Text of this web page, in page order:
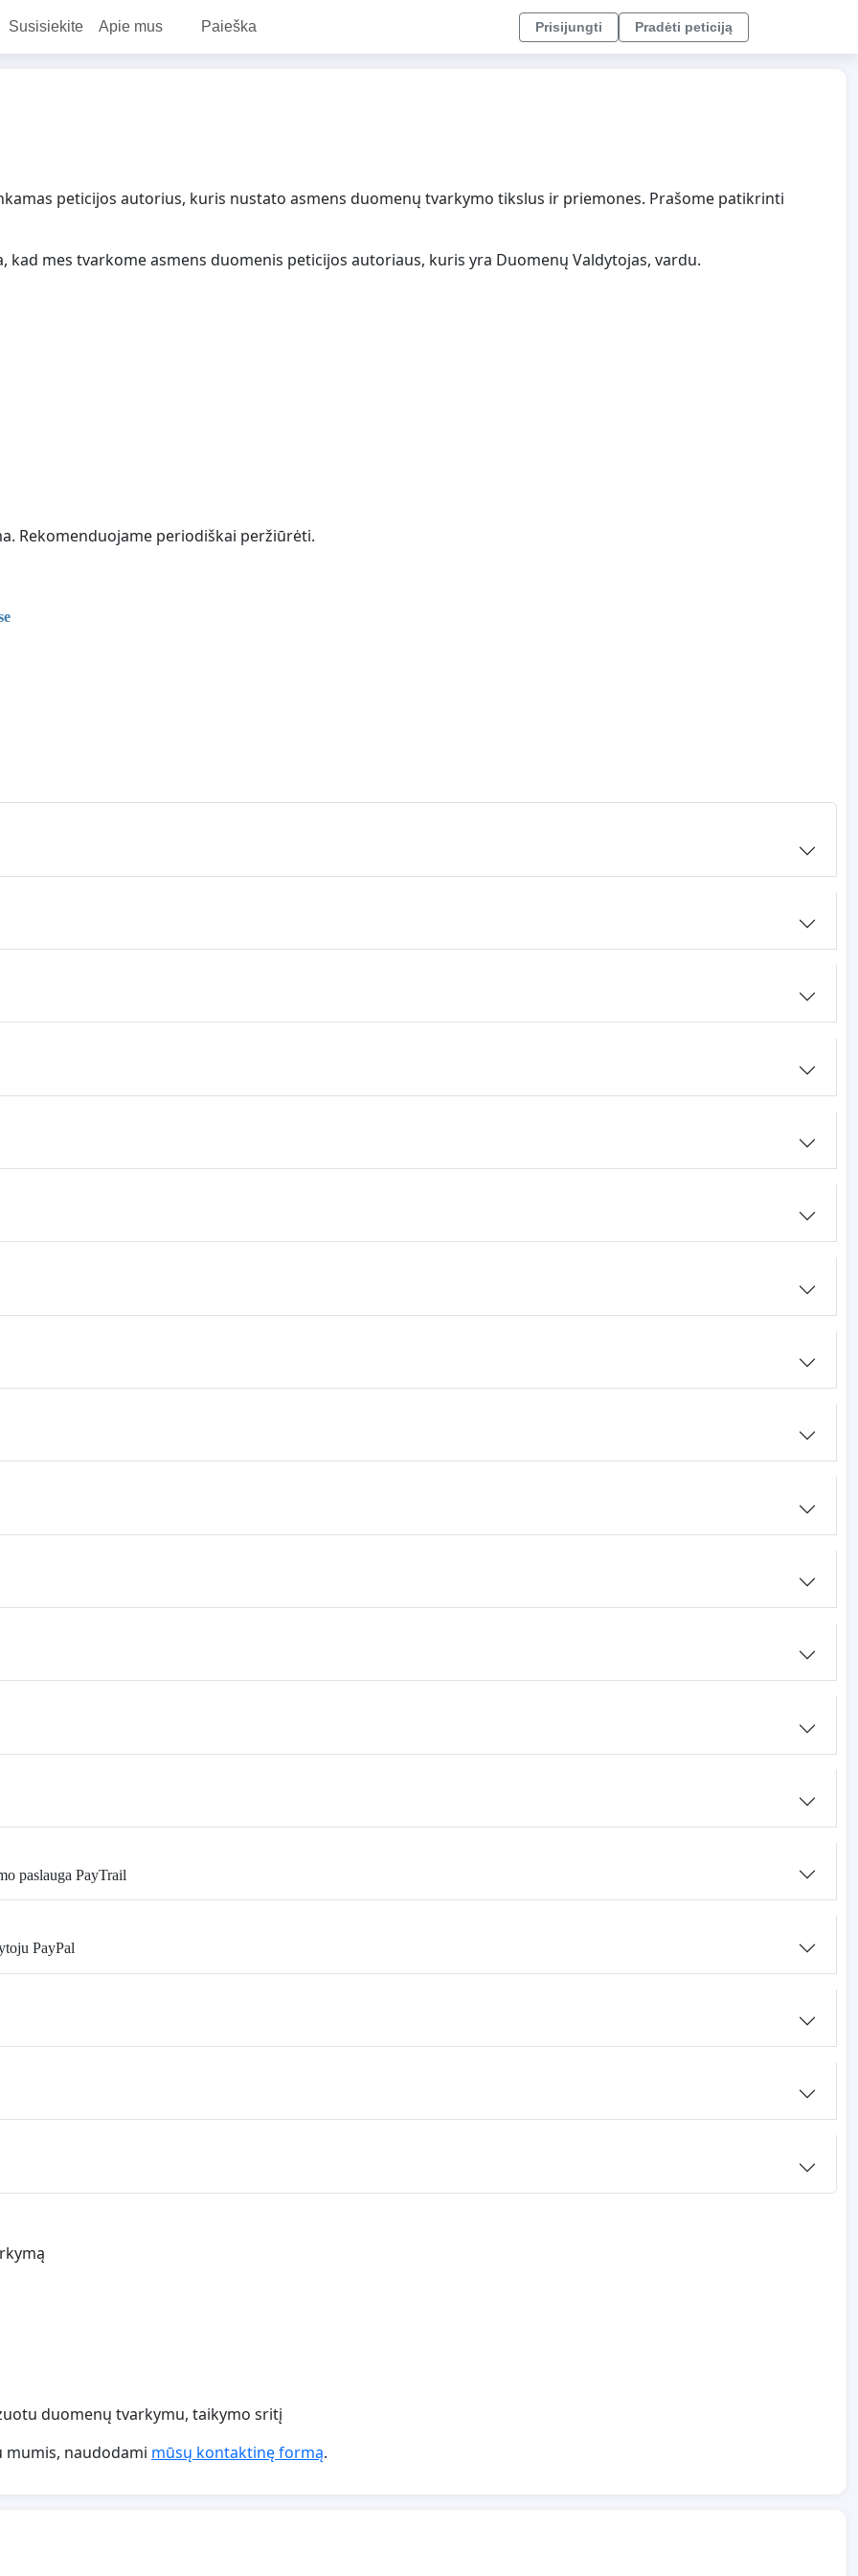
Susisiekite Apie mus Paieška Prisijungti Pradėti peticiją
peticijos autorius, kuris nustato asmens duomenų tvarkymo tikslus ir priemones. Prašome patikrinti
mes tvarkome asmens duomenis peticijos autoriaus, kuris yra Duomenų Valdytojas, vardu.
Rekomenduojame periodiškai peržiūrėti.
paslauga PayTrail
PayPal
duomenų tvarkymu, taikymo sritį
mumis, naudodami mūsų kontaktinę formą.